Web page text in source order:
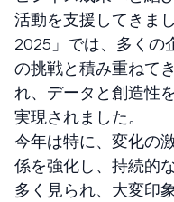
活動を支援してきま
2025」では、多くの
の挑戦と積み重ねて
れ、データと創造性
実現されました。
今年は特に、変化の
係を強化し、持続的
多く見られ、大変印